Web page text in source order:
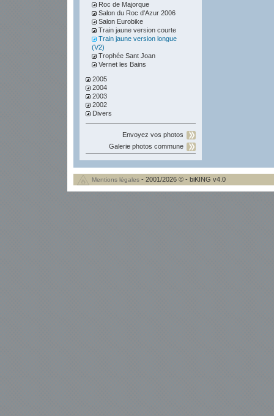
Roc de Majorque
Salon du Roc d'Azur 2006
Salon Eurobike
Train jaune version courte
Train jaune version longue
(V2)
Trophée Sant Joan
Vernet les Bains
2005
2004
2003
2002
Divers
Envoyez vos photos
Galerie photos commune
Mentions légales - 2001/2026 © - biKING v4.0